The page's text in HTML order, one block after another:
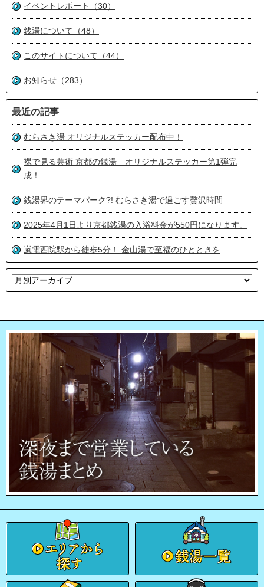
イベントレポート（30）
銭湯について（48）
このサイトについて（44）
お知らせ（283）
最近の記事
むらさき湯 オリジナルステッカー配布中！
裸で見る芸術 京都の銭湯 オリジナルステッカー第1弾完
成！
銭湯界のテーマパーク?! むらさき湯で過ごす贅沢時間
2025年4月1日より京都銭湯の入浴料金が550円になります。
嵐電西院駅から徒歩5分！ 金山湯で至福のひとときを